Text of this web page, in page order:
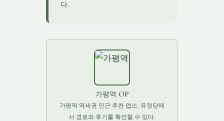
다.
가평역 OP
가평역 역세권 인근 추천 업소. 유정당에
서 경로와 후기를 확인할 수 있다.